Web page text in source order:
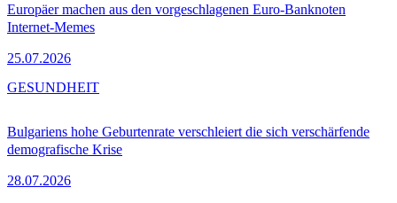
Europäer machen aus den vorgeschlagenen Euro-Banknoten
Internet-Memes
25.07.2026
Bulgariens hohe Geburtenrate verschleiert die sich verschärfende
demografische Krise
28.07.2026
GESUNDHEIT